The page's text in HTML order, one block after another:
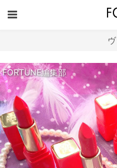
FORTUNE編集部